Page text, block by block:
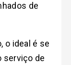
de
o ideal é se
serviço de